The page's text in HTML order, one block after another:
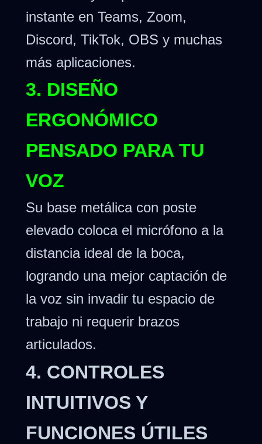
instante en Teams, Zoom,
Discord, TikTok, OBS y muchas
más aplicaciones.
3. DISEÑO
ERGONÓMICO
PENSADO PARA TU
VOZ
Su base metálica con poste
elevado coloca el micrófono a la
distancia ideal de la boca,
logrando una mejor captación de
la voz sin invadir tu espacio de
trabajo ni requerir brazos
articulados.
4. CONTROLES
INTUITIVOS Y
FUNCIONES ÚTILES